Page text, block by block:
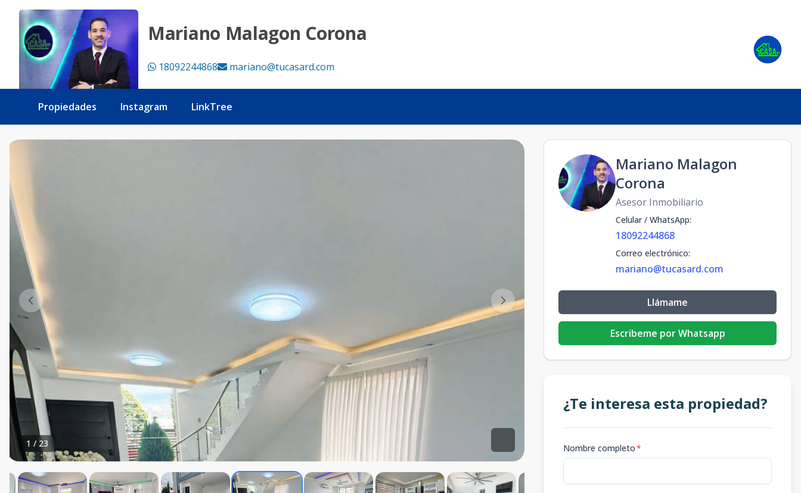
Mariano Malagon Corona
18092244868 mariano@tucasard.com
Propiedades Instagram LinkTree
1 / 23
Mariano Malagon
Corona
Asesor Inmobiliario
Celular / WhatsApp:
18092244868
Correo electrónico:
mariano@tucasard.com
Llámame
Escribeme por Whatsapp
¿Te interesa esta propiedad?
Nombre completo*
CASA DE LUJO EN RESIDENCIAL CERRADO - Tu Casa RD